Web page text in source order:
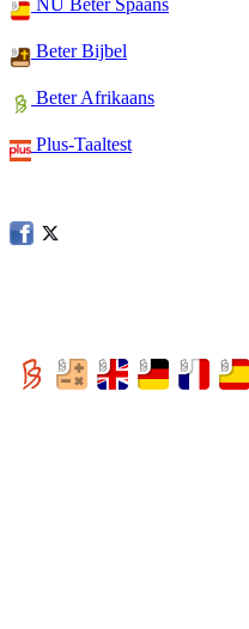
Beter Bijbel
Beter Afrikaans
Plus-Taaltest